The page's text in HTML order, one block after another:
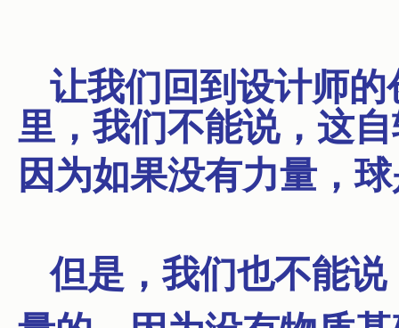
让我们回到设计师
里，我们不能说，这
因为如果没有力量，
但是，我们也不能